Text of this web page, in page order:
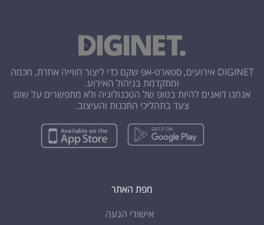
DIGINET אירועים, סטארט-אפ שקם כדי ליצור חווייה אחרת, חכמה
ומתקדמת בניהול האירוע.
אנחנו דואגים להיות בטופ של הטכנולוגיה ולא מתפשרים על שום
צעד בתהליכי התכנות והעיצוב.
מפת האתר
אישורי הגעה